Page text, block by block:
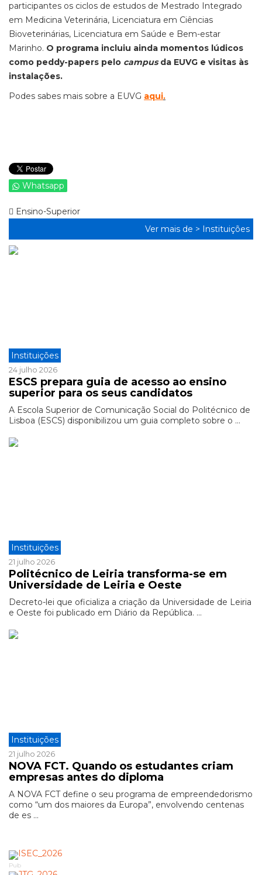
participantes os ciclos de estudos de Mestrado Integrado
em Medicina Veterinária, Licenciatura em Ciências
Bioveterinárias, Licenciatura em Saúde e Bem-estar
Marinho. O programa incluiu ainda momentos lúdicos
como peddy-papers pelo campusda EUVG e visitas às
instalações.
Podes sabes mais sobre a EUVG aqui.
Whatsapp
Ensino-Superior
Ver mais de > Instituições
Instituições
24 julho 2026
ESCS prepara guia de acesso ao ensino
superior para os seus candidatos
A Escola Superior de Comunicação Social do Politécnico de
Lisboa (ESCS) disponibilizou um guia completo sobre o ...
Instituições
21 julho 2026
Politécnico de Leiria transforma-se em
Universidade de Leiria e Oeste
Decreto-lei que oficializa a criação da Universidade de Leiria
e Oeste foi publicado em Diário da República. ...
Instituições
21 julho 2026
NOVA FCT. Quando os estudantes criam
empresas antes do diploma
A NOVA FCT define o seu programa de empreendedorismo
como “um dos maiores da Europa”, envolvendo centenas
de es ...
Pub